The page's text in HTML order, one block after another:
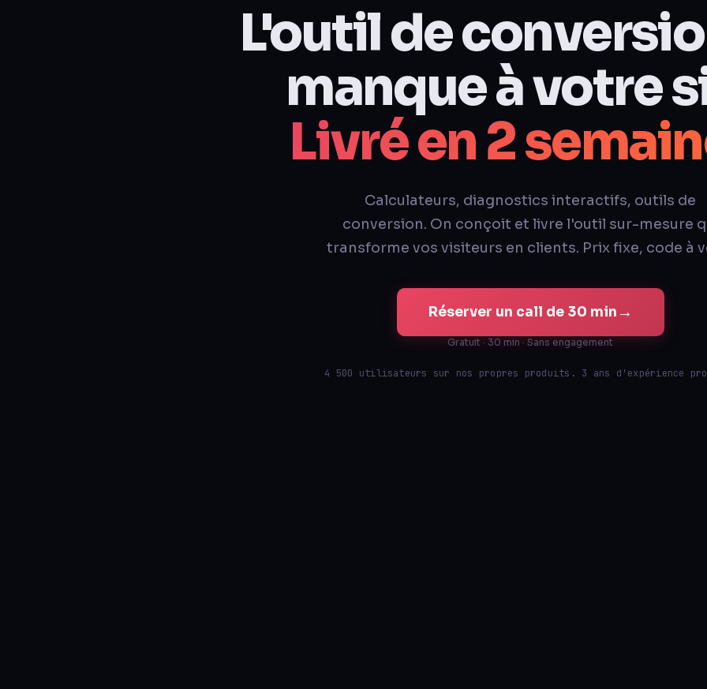
L'outil de
manque à votre
Livré en 2
Calculateurs, diagnostics interactifs, outils de
conversion. On conçoit et livre l'outil sur-mesure
transforme vos visiteurs en clients. Prix fixe, code à
Réserver un call de 30 min →
Gratuit · 30 min · Sans engagement
4 500 utilisateurs sur nos propres produits. 3 ans d'expérience